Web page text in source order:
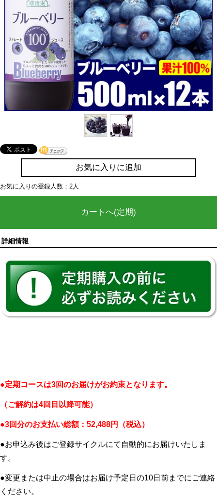
お気に入りに追加
お気に入りの登録人数：2人
カートへ(定期)
詳細情報
●定期コースは3回のお届けがお約束となります。
（ご解約は4回目以降可能）
●3回分のお支払い総額：52,488円（税込）
●お申込み後はご登録サイクルにて自動的にお届けいたしま
す。
●変更または中止の場合はお届け予定日の10日前までにご連絡
ください。